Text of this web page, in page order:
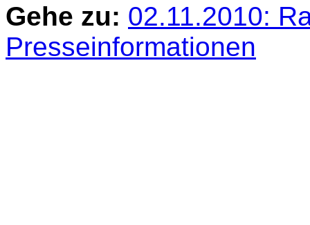
Gehe zu: 02.11.2010:
Presseinformationen